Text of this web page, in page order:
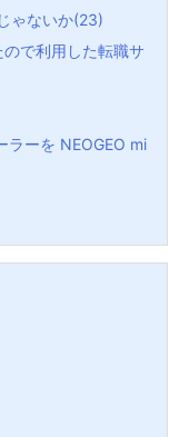
ゃないか(23)
で利用した転職サ
ラーを NEOGEO mi